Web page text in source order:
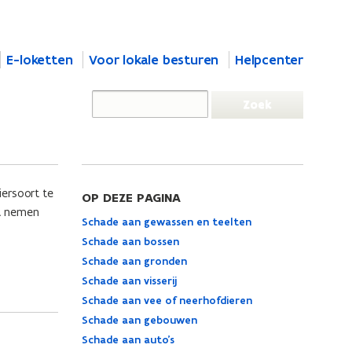
E-loketten Voor lokale besturen Helpcenter
te
OP DEZE PAGINA
Schade aan gewassen en teelten
Schade aan bossen
Schade aan gronden
Schade aan visserij
Schade aan vee of neerhofdieren
Schade aan gebouwen
Schade aan auto’s